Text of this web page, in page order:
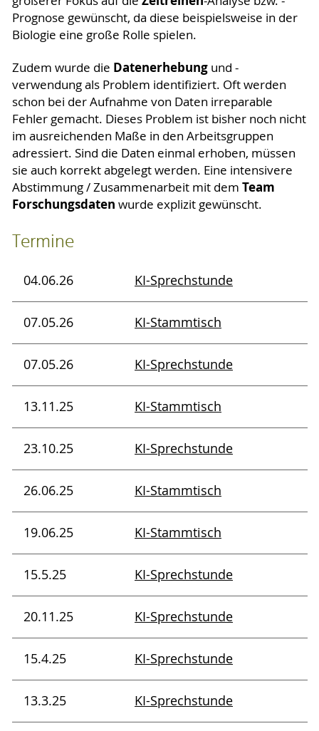
Prognose gewünscht, da diese beispielsweise in der
Biologie eine große Rolle spielen.
Zudem wurde die Datenerhebungund -
verwendung als Problem identifiziert. Oft werden
schon bei der Aufnahme von Daten irreparable
Fehler gemacht. Dieses Problem ist bisher noch nicht
im ausreichenden Maße in den Arbeitsgruppen
adressiert. Sind die Daten einmal erhoben, müssen
sie auch korrekt abgelegt werden. Eine intensivere
Abstimmung / Zusammenarbeit mit dem Team
Forschungsdaten wurde explizit gewünscht.
Termine
04.06.26 KI-Sprechstunde
07.05.26 KI-Stammtisch
07.05.26 KI-Sprechstunde
13.11.25 KI-Stammtisch
23.10.25 KI-Sprechstunde
26.06.25 KI-Stammtisch
19.06.25 KI-Stammtisch
15.5.25 KI-Sprechstunde
20.11.25 KI-Sprechstunde
15.4.25 KI-Sprechstunde
13.3.25 KI-Sprechstunde